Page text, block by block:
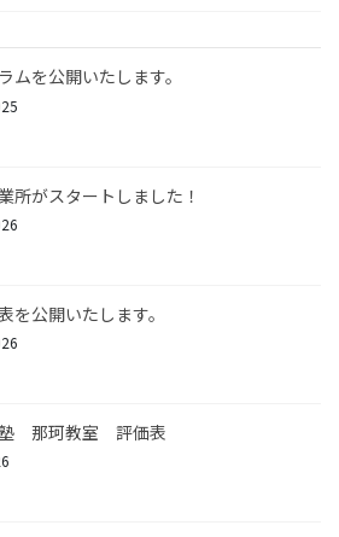
ムを公開いたします。
所がスタートしました！
を公開いたします。
塾 那珂教室 評価表